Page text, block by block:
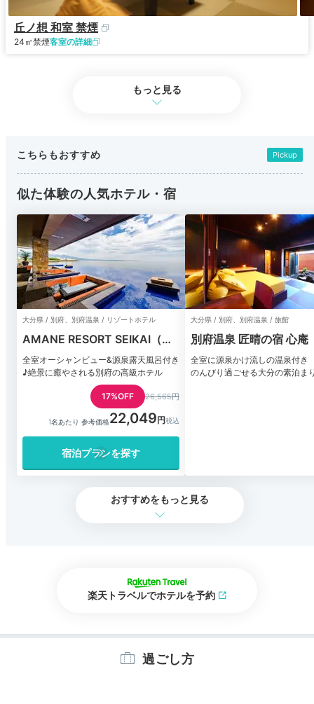
丘ノ想 和室 禁煙
24㎡禁煙客室の詳細
もっと見る
こちらもおすすめ Pickup
似た体験の人気ホテル・宿
大分県 / 別府、別府温泉 / リゾートホテル
AMANE RESORT SEIKAI（潮
騒の宿 晴海）
全室オーシャンビュー&源泉露天風呂付き
♪絶景に癒やされる別府の高級ホテル
17%OFF 26,565円
1名あたり 参考価格22,049
宿泊プランを探す
大分県 / 別府、別府温泉 / 旅館
別府温泉 匠晴の宿 心庵
全室に源泉かけ流しの温泉付
のんびり過ごせる大分の素泊ま
おすすめをもっと見る
楽天トラベルでホテルを予約
過ごし方